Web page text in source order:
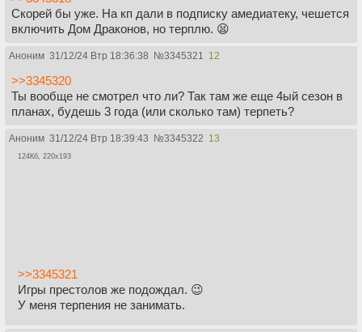
Скорей бы уже. На кп дали в подписку амедиатеку, чешется
включить Дом Драконов, но терплю. 😫
Аноним 31/12/24 Втр 18:36:38 №3345321 12
>>3345320
Ты вообще не смотрел что ли? Так там же еще 4ый сезон в
планах, будешь 3 года (или сколько там) терпеть?
Аноним 31/12/24 Втр 18:39:43 №3345322 13
124Кб, 220x193
>>3345321
Игры престолов же подождал. 😉
У меня терпения не занимать.